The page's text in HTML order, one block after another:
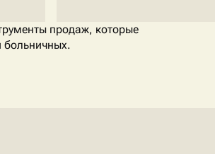
продаж, которые
больничных.